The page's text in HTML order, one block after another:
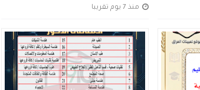
منذ 7 يوم تقريبا